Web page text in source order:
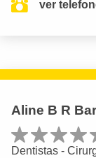
ver
Aline B R
Dentistas -